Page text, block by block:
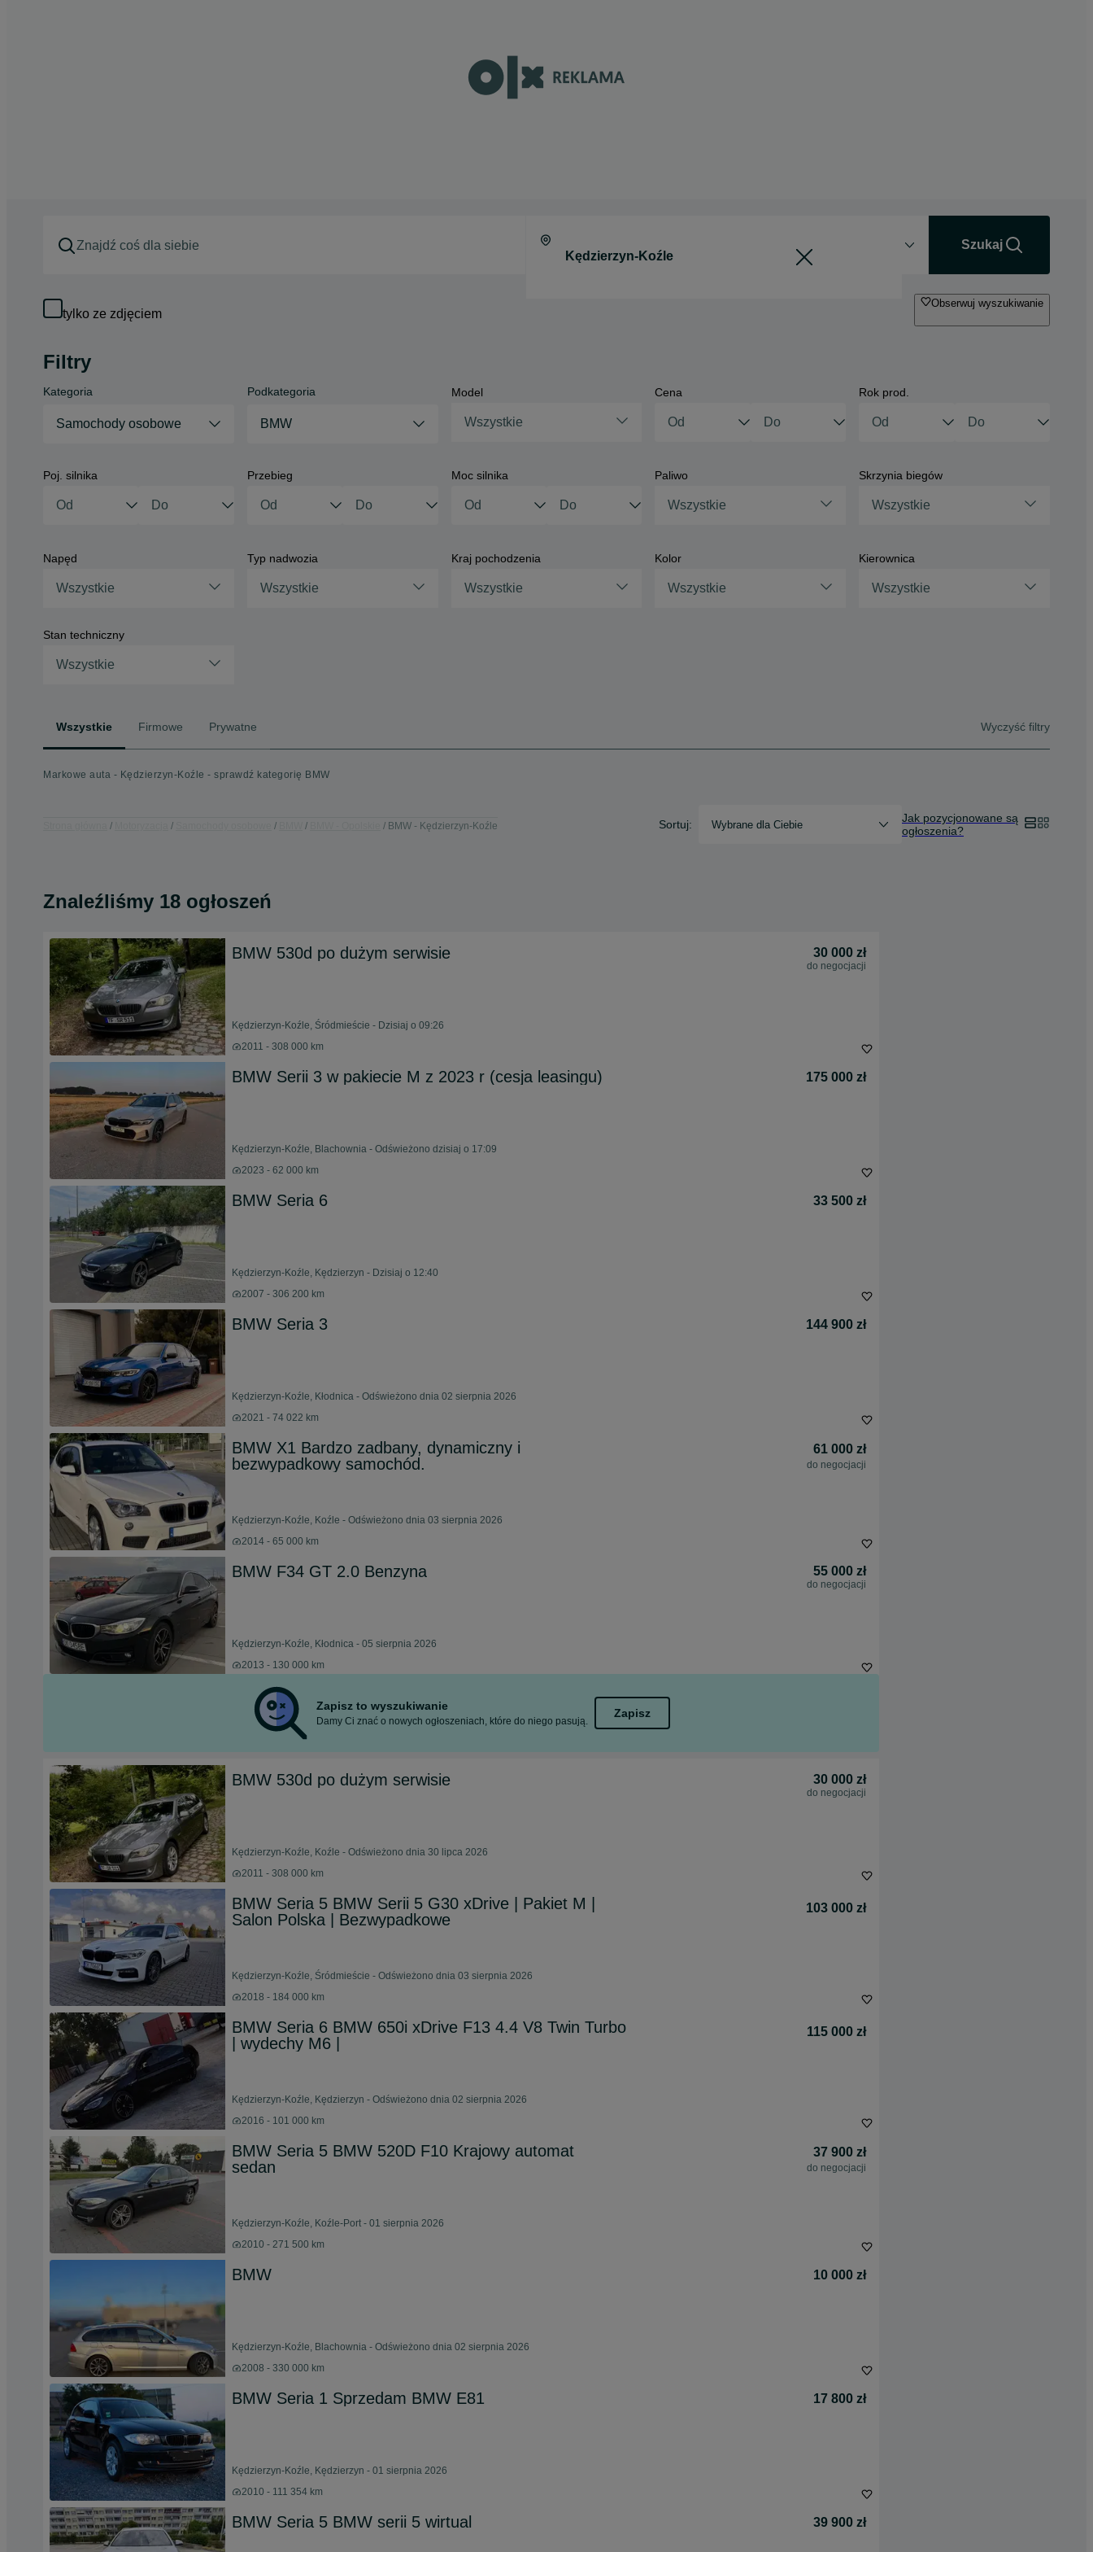
Szukaj
tylko ze zdjęciem
Obserwuj wyszukiwanie
Filtry
Kategoria
Samochody osobowe
Podkategoria
BMW
Model
Wszystkie
Cena Rok prod.
Poj. silnika Przebieg Moc silnika Paliwo
Wszystkie
Skrzynia biegów
Wszystkie
Napęd
Wszystkie
Typ nadwozia
Wszystkie
Kraj pochodzenia
Wszystkie
Kolor
Wszystkie
Kierownica
Wszystkie
Stan techniczny
Wszystkie
Wszystkie Firmowe Prywatne Wyczyść filtry
Markowe auta - Kędzierzyn-Koźle - sprawdź kategorię BMW
BMW - Kędzierzyn-Koźle Sortuj: Wybrane dla Ciebie
Jak pozycjonowane są
ogłoszenia?
Znaleźliśmy 18 ogłoszeń
BMW 530d po dużym serwisie 30 000 zł
do negocjacji
Kędzierzyn-Koźle, Śródmieście - Dzisiaj o 09:26
2011 - 308 000 km
BMW Serii 3 w pakiecie M z 2023 r (cesja leasingu) 175 000 zł
Kędzierzyn-Koźle, Blachownia - Odświeżono dzisiaj o 17:09
2023 - 62 000 km
BMW Seria 6 33 500 zł
Kędzierzyn-Koźle, Kędzierzyn - Dzisiaj o 12:40
2007 - 306 200 km
BMW Seria 3 144 900 zł
Kędzierzyn-Koźle, Kłodnica - Odświeżono dnia 02 sierpnia 2026
2021 - 74 022 km
BMW X1 Bardzo zadbany, dynamiczny i
bezwypadkowy samochód.
61 000 zł
do negocjacji
Kędzierzyn-Koźle, Koźle - Odświeżono dnia 03 sierpnia 2026
2014 - 65 000 km
BMW F34 GT 2.0 Benzyna 55 000 zł
do negocjacji
Kędzierzyn-Koźle, Kłodnica - 05 sierpnia 2026
2013 - 130 000 km
Zapisz to wyszukiwanie
Damy Ci znać o nowych ogłoszeniach, które do niego pasują.
Zapisz
BMW 530d po dużym serwisie 30 000 zł
do negocjacji
Kędzierzyn-Koźle, Koźle - Odświeżono dnia 30 lipca 2026
2011 - 308 000 km
BMW Seria 5 BMW Serii 5 G30 xDrive | Pakiet M |
Salon Polska | Bezwypadkowe
103 000 zł
Kędzierzyn-Koźle, Śródmieście - Odświeżono dnia 03 sierpnia 2026
2018 - 184 000 km
BMW Seria 6 BMW 650i xDrive F13 4.4 V8 Twin Turbo
| wydechy M6 |
115 000 zł
Kędzierzyn-Koźle, Kędzierzyn - Odświeżono dnia 02 sierpnia 2026
2016 - 101 000 km
BMW Seria 5 BMW 520D F10 Krajowy automat
sedan
37 900 zł
do negocjacji
Kędzierzyn-Koźle, Koźle-Port - 01 sierpnia 2026
2010 - 271 500 km
BMW 10 000 zł
Kędzierzyn-Koźle, Blachownia - Odświeżono dnia 02 sierpnia 2026
2008 - 330 000 km
BMW Seria 1 Sprzedam BMW E81 17 800 zł
Kędzierzyn-Koźle, Kędzierzyn - 01 sierpnia 2026
2010 - 111 354 km
BMW Seria 5 BMW serii 5 wirtual 39 900 zł